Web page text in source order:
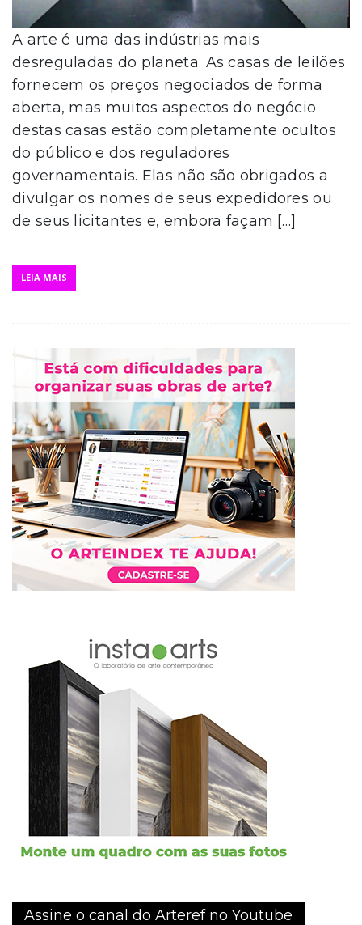
A arte é uma das indústrias mais
desreguladas do planeta. As casas de leilões
fornecem os preços negociados de forma
aberta, mas muitos aspectos do negócio
destas casas estão completamente ocultos
do público e dos reguladores
governamentais. Elas não são obrigados a
divulgar os nomes de seus expedidores ou
de seus licitantes e, embora façam […]
LEIA MAIS
Assine o canal do Arteref no Youtube